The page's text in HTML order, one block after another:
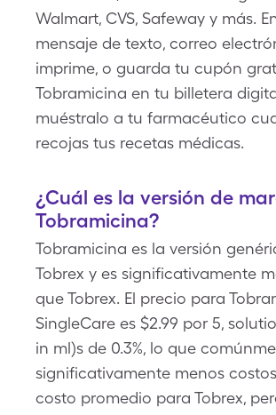
Walmart, CVS, Safeway y más.
mensaje de texto, correo
imprime, o guarda tu cupón
Tobramicina en tu billetera
muéstralo a tu farmacéutico
recojas tus recetas médicas.
¿Cuál es la versión de
Tobramicina?
Tobramicina es la versión
Tobrex y es significativamente
que Tobrex. El precio para
SingleCare es $2.99 por 5,
in ml)s de 0.3%, lo que
significativamente menos
costo promedio para Tobrex,